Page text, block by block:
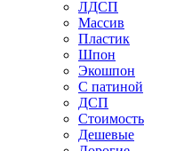
ЛДСП
Массив
Пластик
Шпон
Экошпон
С патиной
ДСП
Стоимость
Дешевые